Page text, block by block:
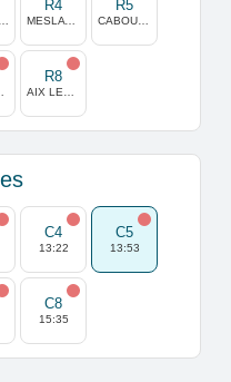
R4 R5
R8
C4
13:22
C5
13:53
C8
15:35